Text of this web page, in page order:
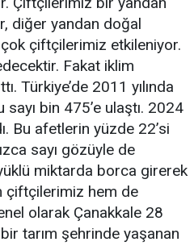
diğer yandan doğal
çiftçilerimiz etkileniyor.
Fakat iklim
Türkiye’de 2011 yılında
bin 475’e ulaştı. 2024
Bu afetlerin yüzde 22’si
sayı gözüyle de
miktarda borca girerek
çiftçilerimiz hem de
olarak Çanakkale 28
tarım şehrinde yaşanan